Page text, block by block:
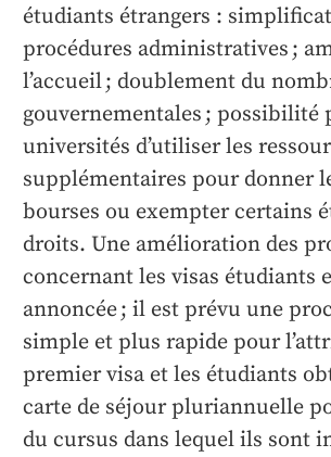
étudiants étrangers :
procédures administratives ;
l’accueil ; doublement du
gouvernementales ; possibilité
universités d’utiliser les
supplémentaires pour donner
bourses ou exempter certains
droits. Une amélioration des
concernant les visas étudiants
annoncée ; il est prévu une
simple et plus rapide pour
premier visa et les étudiants
carte de séjour pluriannuelle
du cursus dans lequel ils sont